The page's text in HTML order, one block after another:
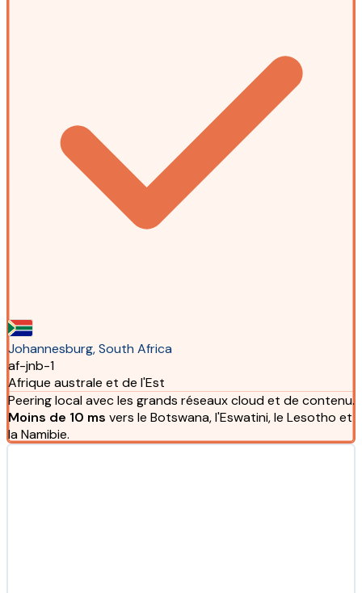
Johannesburg, South Africa
af-jnb-1
Afrique australe et de l'Est
Peering local avec les grands réseaux cloud et de contenu.
Moins de 10 ms vers le Botswana, l'Eswatini, le Lesotho et
la Namibie.